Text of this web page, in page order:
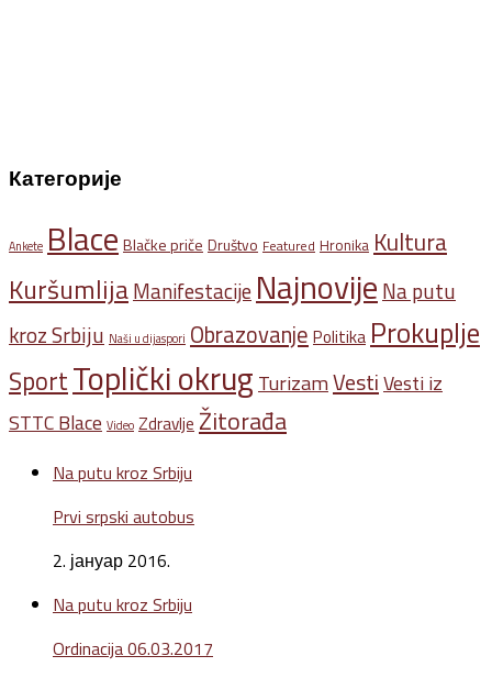
Категорије
Ankete Blace Blačke priče Društvo Featured Hronika Kultura
KuršumlijaManifestacije Najnovije Na putu
kroz Srbiju Naši u dijaspori Obrazovanje Politika Prokuplje
SportToplički okrug TurizamVestiVesti iz
STTC Blace Video Zdravlje Žitorađa
Na putu kroz Srbiju
Prvi srpski autobus
2. јануар 2016.
Na putu kroz Srbiju
Ordinacija 06.03.2017